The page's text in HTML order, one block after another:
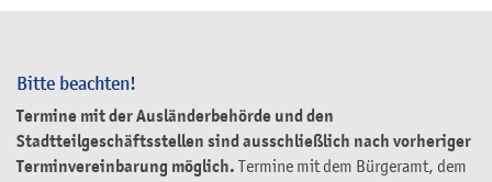
Bitte beachten!
Termine mit der Ausländerbehörde und den
Stadtteilgeschäftsstellen sind ausschließlich nach vorheriger
Terminvereinbarung möglich. Termine mit dem Bürgeramt, dem